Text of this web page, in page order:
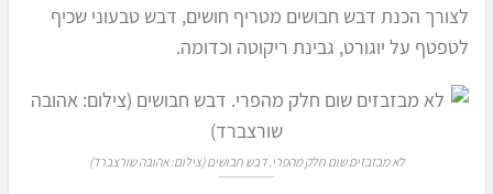
לצורך הכנת דבש חבושים מטריף חושים, דבש טבעוני שכיף
לטפטף על יוגורט, גבינת ריקוטה וכדומה.
לא מבזבזים שום חלק מהפרי. דבש חבושים (צילום: אהובה שורצברד)